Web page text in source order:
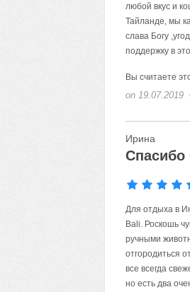
любой вкус и
Тайланде, мы
слава Богу
поддержку в
Вы считаете
on 19.07.2019
Ирина
Спасибо
Для отдыха в
Bali. Роскошь
ручными
отгородиться
все всегда
но есть два